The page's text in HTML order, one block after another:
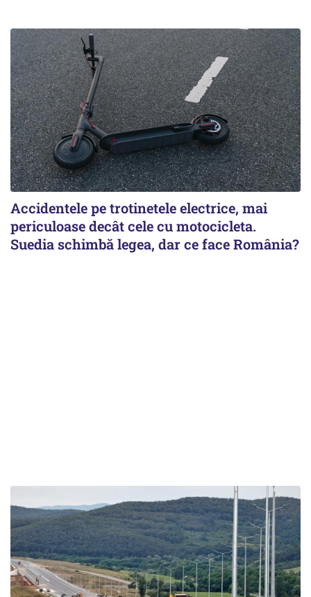
Accidentele pe trotinetele electrice, mai
periculoase decât cele cu motocicleta.
Suedia schimbă legea, dar ce face România?